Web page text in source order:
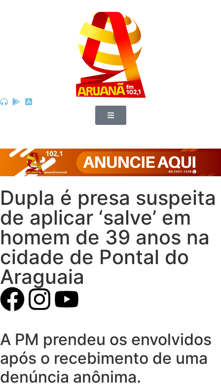
Dupla é presa suspeita
de aplicar ‘salve’ em
homem de 39 anos na
cidade de Pontal do
Araguaia
A PM prendeu os envolvidos
após o recebimento de uma
denúncia anônima.